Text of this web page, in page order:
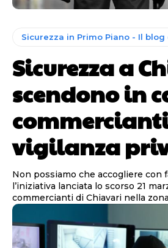
Sicurezza in Primo Piano - Il blog
Sicurezza a
scendono in
vigilanza
Non possiamo che accogliere con
l’iniziativa lanciata lo scorso 21
commercianti di Chiavari nella